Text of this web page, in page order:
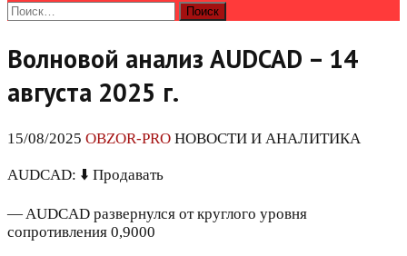
Найти:
Волновой анализ AUDCAD – 14
августа 2025 г.
15/08/2025 OBZOR-PRO НОВОСТИ И АНАЛИТИКА
AUDCAD: ⬇️ Продавать
— AUDCAD развернулся от круглого уровня
сопротивления 0,9000